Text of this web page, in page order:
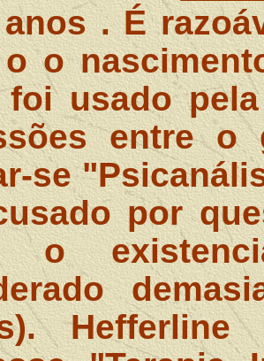
. É
o
foi usado
entre o
se
por
o